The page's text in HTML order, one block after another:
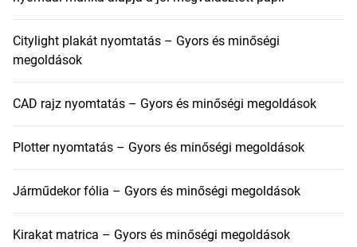
Citylight plakát nyomtatás – Gyors és minőségi
megoldások
CAD rajz nyomtatás – Gyors és minőségi megoldások
Plotter nyomtatás – Gyors és minőségi megoldások
Járműdekor fólia – Gyors és minőségi megoldások
Kirakat matrica – Gyors és minőségi megoldások